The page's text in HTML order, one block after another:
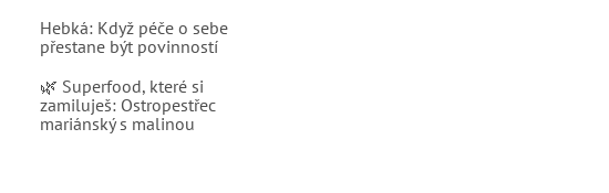
Hebká: Když péče o sebe
přestane být povinností
🌿 Superfood, které si
zamiluješ: Ostropestřec
mariánský s malinou